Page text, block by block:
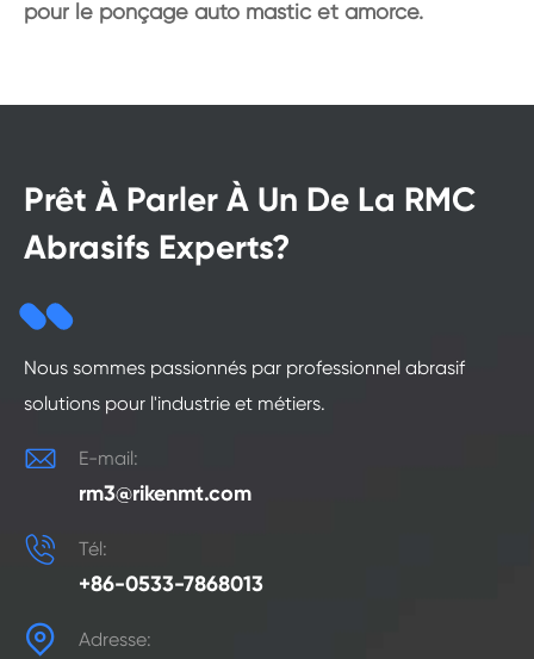
pour le ponçage auto mastic et amorce.
Prêt À Parler À Un De La RMC
Abrasifs Experts?
Nous sommes passionnés par professionnel abrasif
solutions pour l'industrie et métiers.
 E-mail:
rm3@rikenmt.com
 Tél:
+86-0533-7868013
 Adresse: